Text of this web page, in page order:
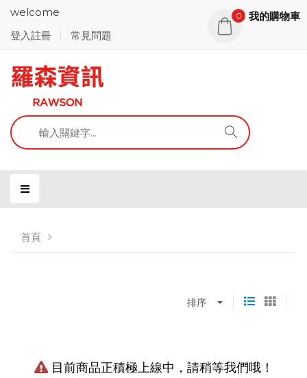
welcome
登入註冊
常見問題
0 我的購物車
首頁
排序
目前商品正積極上線中，請稍等我們哦！